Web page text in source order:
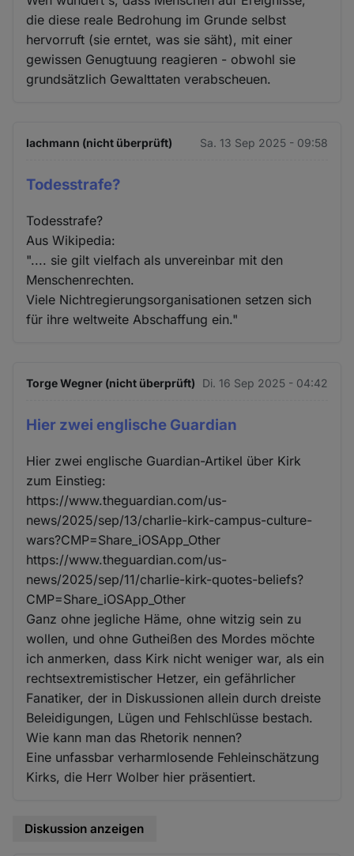
die diese reale Bedrohung im Grunde selbst
hervorruft (sie erntet, was sie säht), mit einer
gewissen Genugtuung reagieren - obwohl sie
grundsätzlich Gewalttaten verabscheuen.
lachmann (nicht überprüft) Sa. 13 Sep 2025 - 09:58
Todesstrafe?
Todesstrafe?
Aus Wikipedia:
".... sie gilt vielfach als unvereinbar mit den
Menschenrechten.
Viele Nichtregierungsorganisationen setzen sich
für ihre weltweite Abschaffung ein."
Torge Wegner (nicht überprüft) Di. 16 Sep 2025 - 04:42
Hier zwei englische Guardian
Hier zwei englische Guardian-Artikel über Kirk
zum Einstieg:
https://www.theguardian.com/us-
news/2025/sep/13/charlie-kirk-campus-culture-
wars?CMP=Share_iOSApp_Other
https://www.theguardian.com/us-
news/2025/sep/11/charlie-kirk-quotes-beliefs?
CMP=Share_iOSApp_Other
Ganz ohne jegliche Häme, ohne witzig sein zu
wollen, und ohne Gutheißen des Mordes möchte
ich anmerken, dass Kirk nicht weniger war, als ein
rechtsextremistischer Hetzer, ein gefährlicher
Fanatiker, der in Diskussionen allein durch dreiste
Beleidigungen, Lügen und Fehlschlüsse bestach.
Wie kann man das Rhetorik nennen?
Eine unfassbar verharmlosende Fehleinschätzung
Kirks, die Herr Wolber hier präsentiert.
Diskussion anzeigen